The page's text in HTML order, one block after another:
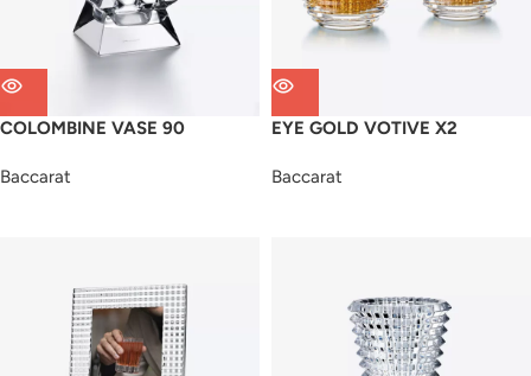
COLOMBINE VASE 90
Baccarat
EYE GOLD VOTIVE X2
Baccarat